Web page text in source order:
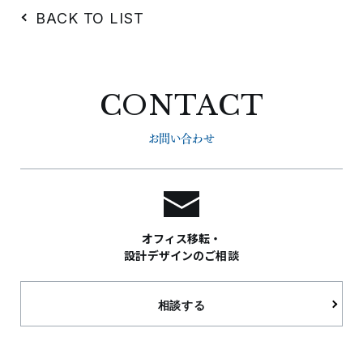
BACK TO LIST
CONTACT
お問い合わせ
オフィス移転・
設計デザインのご相談
相談する